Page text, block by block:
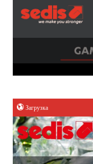
Загрузка